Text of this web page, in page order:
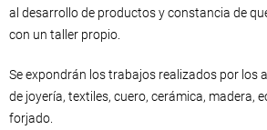
al desarrollo de productos y constancia de
con un taller propio.
Se expondrán los trabajos realizados por los
de joyería, textiles, cuero, cerámica, madera,
forjado.